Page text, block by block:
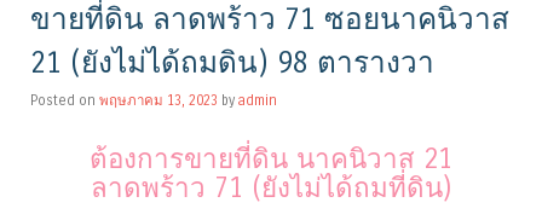
ขายที่ดิน ลาดพร้าว 71 ซอยนาคนิวาส
21 (ยังไม่ได้ถมดิน) 98 ตารางวา
Posted on พฤษภาคม 13, 2023 by admin
ต้องการขายที่ดิน นาคนิวาส 21
ลาดพร้าว 71 (ยังไม่ได้ถมที่ดิน)